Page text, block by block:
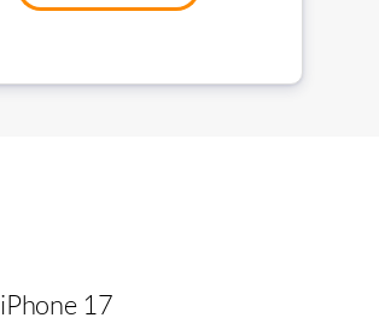
iPhone 17